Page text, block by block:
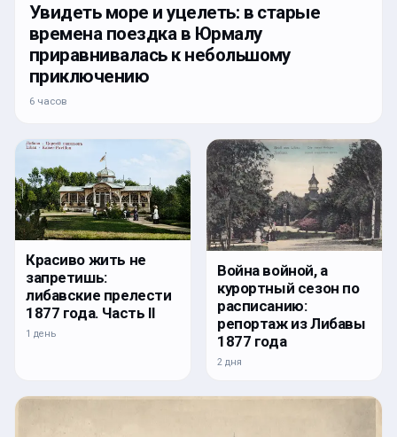
Увидеть море и уцелеть: в старые
времена поездка в Юрмалу
приравнивалась к небольшому
приключению
6 часов
Красиво жить не
запретишь:
либавские прелести
1877 года. Часть II
1 день
Война войной, а
курортный сезон по
расписанию:
репортаж из Либавы
1877 года
2 дня